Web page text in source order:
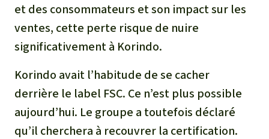
et des consommateurs et son impact sur les
ventes, cette perte risque de nuire
significativement à Korindo.
Korindo avait l’habitude de se cacher
derrière le label FSC. Ce n’est plus possible
aujourd’hui. Le groupe a toutefois déclaré
qu’il cherchera à recouvrer la certification.